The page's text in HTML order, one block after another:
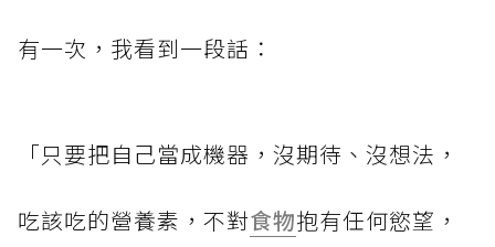
有一次，我看到一段話：
「只要把自己當成機器，沒期待、沒想法，
吃該吃的營養素，不對食物抱有任何慾望，